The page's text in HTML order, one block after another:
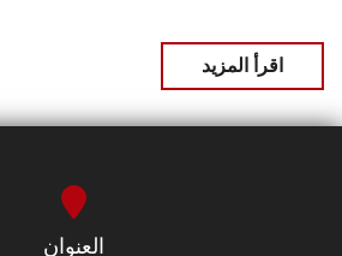
اقرأ المزيد
العنوان